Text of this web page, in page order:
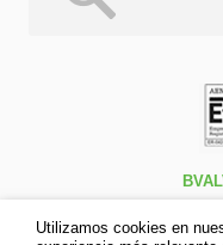
Utilizamos cookies en